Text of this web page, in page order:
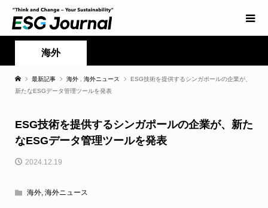
海外
最新記事 海外 海外ニュース
ESG技術を提供するシンガポールの企業が、
新たなESGデータ管理ツールを発表
ESG技術を提供するシンガポールの企業が、新た
なESGデータ管理ツールを発表
2024.12.19
海外, 海外ニュース